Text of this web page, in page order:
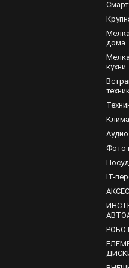
Конденсационные.
отведения жидкости или
водоотведения, за счёт
Технические
сушильные
Зачастую одежда не
барабанных аппаратах
Множество режимов
интенсивность обдува и
дома
кухни
Аудио
Фото
IT-